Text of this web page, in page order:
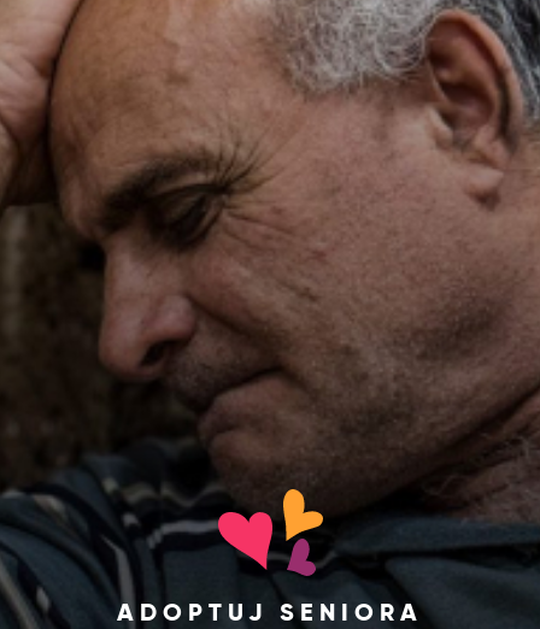
ADOPTUJ SENIORA